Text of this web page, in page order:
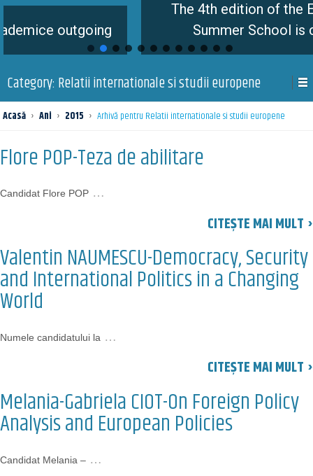
outgoing
The 4th edition of the Eutopia
Summer School is coming
Category: Relatii internationale si studii europene
Acasă › Ani › 2015 › Arhivă pentru Relatii internationale si studii europene
Flore POP-Teza de abilitare
Candidat Flore POP …
CITEȘTE MAI MULT ›
Valentin NAUMESCU-Democracy, Security
and International Politics in a Changing
World
Numele candidatului la …
CITEȘTE MAI MULT ›
Melania-Gabriela CIOT-On Foreign Policy
Analysis and European Policies
Candidat Melania – …